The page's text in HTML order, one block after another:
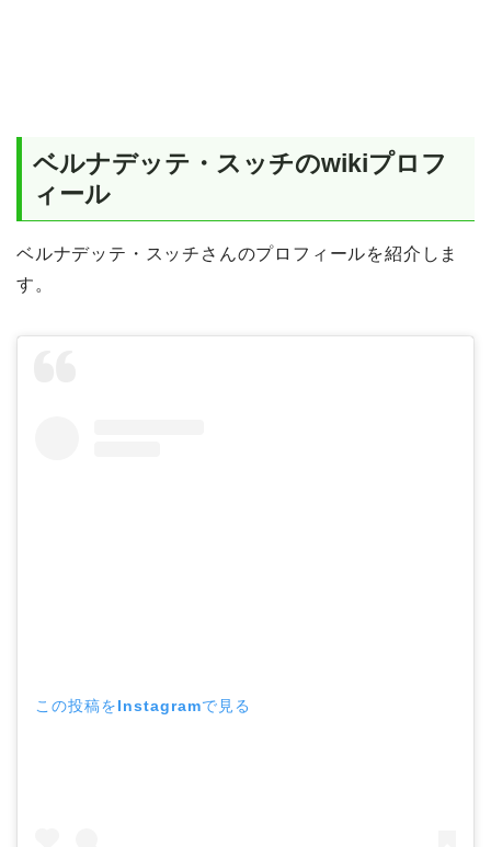
ベルナデッテ・スッチのwikiプロフ
ィール
ベルナデッテ・スッチさんのプロフィールを紹介しま
す。
この投稿をInstagramで見る